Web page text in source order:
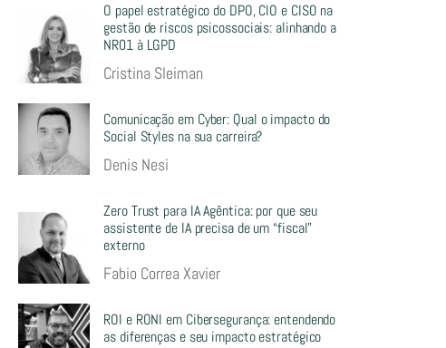
O papel estratégico do DPO, CIO e CISO na
gestão de riscos psicossociais: alinhando a
NR01 à LGPD
Cristina Sleiman
Comunicação em Cyber: Qual o impacto do
Social Styles na sua carreira?
Denis Nesi
Zero Trust para IA Agêntica: por que seu
assistente de IA precisa de um “fiscal”
externo
Fabio Correa Xavier
ROI e RONI em Cibersegurança: entendendo
as diferenças e seu impacto estratégico